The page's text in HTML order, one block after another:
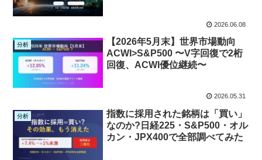
2026.06.08
分析
【2026年5月末】世界市場動向
ACWI>S&P500 〜V字回復で2桁
回復、ACWI優位継続〜
2026.05.31
分析
指数に採用された銘柄は「買い」
なのか?日経225・S&P500・オル
カン・JPX400で全部調べてみた